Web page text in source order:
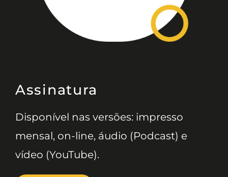
Assinatura
Disponível nas versões: impresso
mensal, on-line, áudio (Podcast) e
vídeo (YouTube).